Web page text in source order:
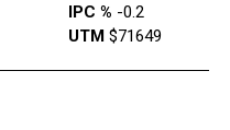
IPC % -0.2
UTM$71649